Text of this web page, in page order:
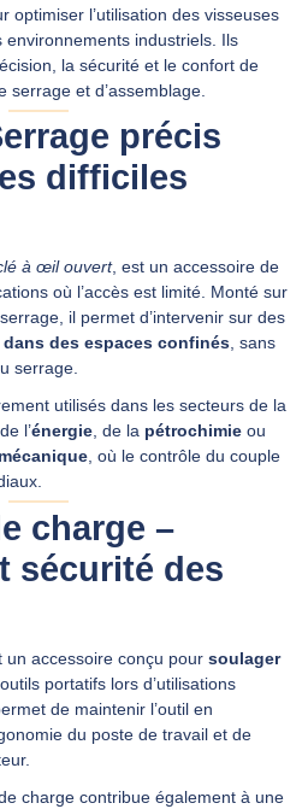
RSE
UN DEVIS
optimiser l’utilisation des visseuses
industriels. Ils
la sécurité et le confort de
et d’assemblage.
précis
difficiles
à œil ouvert, est un accessoire de
où l’accès est limité. Monté sur
il permet d’intervenir sur des
des espaces confinés, sans
serrage.
utilisés dans les secteurs de la
l’énergie, de la pétrochimie ou
, où le contrôle du couple
charge –
sécurité des
un accessoire conçu pour soulager
portatifs lors d’utilisations
de maintenir l’outil en
du poste de travail et de
charge contribue également à une